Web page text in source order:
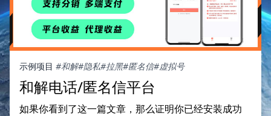
示例项目 #和解#隐私#拉黑#匿名信#虚拟号
和解电话/匿名信平台
如果你看到了这一篇文章，那么证明你已经安装成功